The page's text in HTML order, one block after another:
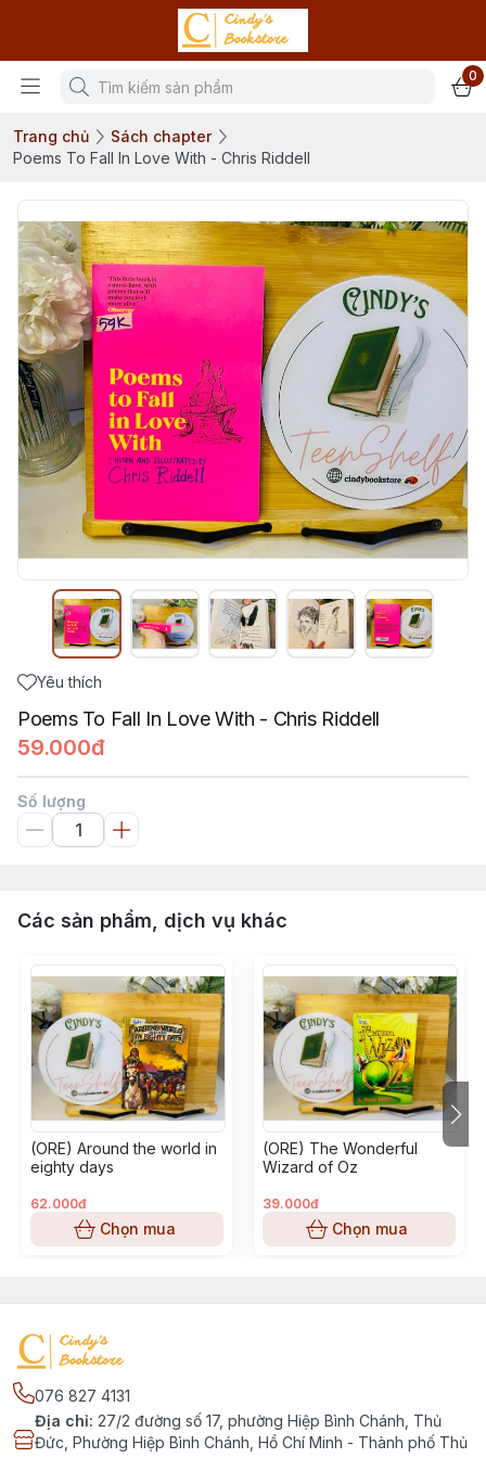
0
Trang chủ
Sách chapter
Poems To Fall In Love With - Chris Riddell
Yêu thích
Poems To Fall In Love With - Chris Riddell
59.000đ
Số lượng
Các sản phẩm, dịch vụ khác
(ORE) Around the world in
eighty days
62.000đ
Chọn mua
(ORE) The Wonderful
Wizard of Oz
39.000đ
Chọn mua
076 827 4131
Địa chỉ: 27/2 đường số 17, phường Hiệp Bình Chánh, Thủ
Đức, Phường Hiệp Bình Chánh, Hồ Chí Minh - Thành phố Thủ